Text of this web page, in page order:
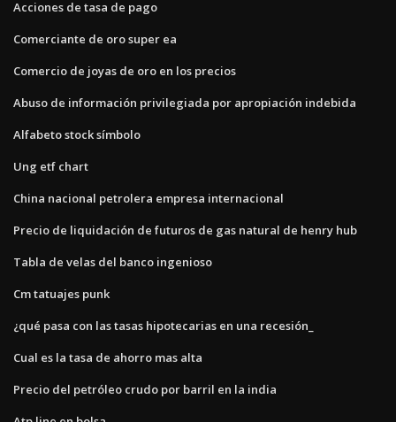
Acciones de tasa de pago
Comerciante de oro super ea
Comercio de joyas de oro en los precios
Abuso de información privilegiada por apropiación indebida
Alfabeto stock símbolo
Ung etf chart
China nacional petrolera empresa internacional
Precio de liquidación de futuros de gas natural de henry hub
Tabla de velas del banco ingenioso
Cm tatuajes punk
¿qué pasa con las tasas hipotecarias en una recesión_
Cual es la tasa de ahorro mas alta
Precio del petróleo crudo por barril en la india